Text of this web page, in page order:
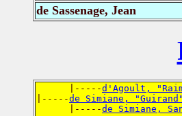
de Sassenage, Jean
      |-----
d'Agoult,
|-----de Simiane,
      |-----
de Simiane,